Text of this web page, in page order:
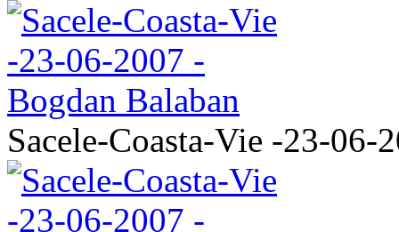
Sacele-Coasta-Vie -23-06-